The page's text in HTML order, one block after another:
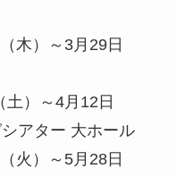
木）～3月29日
土）～4月12日
アター 大ホール
火）～5月28日